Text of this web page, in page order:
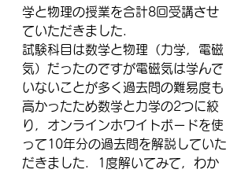
学と物理の授業を合計8回受講させ
ていただきました．
試験科目は数学と物理（力学，電磁
気）だったのですが電磁気は学んで
いないことが多く過去問の難易度も
高かったため数学と力学の2つに絞
り，オンラインホワイトボードを使
って10年分の過去問を解説していた
だきました．1度解いてみて，わか